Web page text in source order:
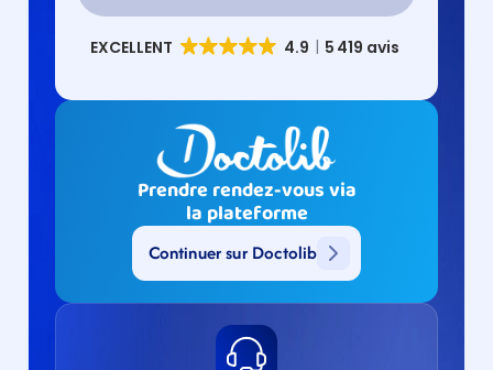
Prendre rendez-vous via
la plateforme
Continuer sur Doctolib